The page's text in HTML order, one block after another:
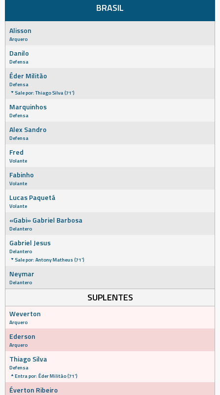
BRASIL
Alisson
Arquero
Danilo
Defensa
Éder Militão
Defensa
Sale por: Thiago Silva (71')
Marquinhos
Defensa
Alex Sandro
Defensa
Fred
Volante
Fabinho
Volante
Lucas Paquetá
Volante
«Gabi» Gabriel Barbosa
Delantero
Gabriel Jesus
Delantero
Sale por: Antony Matheus (71')
Neymar
Delantero
SUPLENTES
Weverton
Arquero
Ederson
Arquero
Thiago Silva
Defensa
Entra por: Éder Militão (71')
Éverton Ribeiro